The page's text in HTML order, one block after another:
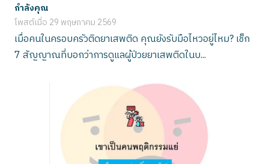
กำลังคุณ
โพสต์เมื่อ 29 พฤษภาคม 2569
เมื่อคนในครอบครัวติดยาเสพติด คุณยังรับมือไหวอยู่ไหม? เช็ก
7 สัญญาณที่บอกว่าการดูแลผู้ป่วยยาเสพติดในบ...